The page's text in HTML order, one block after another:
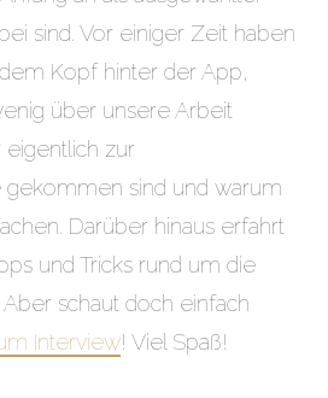
sind. Vor einiger Zeit haben
Kopf hinter der App,
über unsere Arbeit
eigentlich zur
gekommen sind und warum
Darüber hinaus erfahrt
und Tricks rund um die
schaut doch einfach
Interview! Viel Spaß!